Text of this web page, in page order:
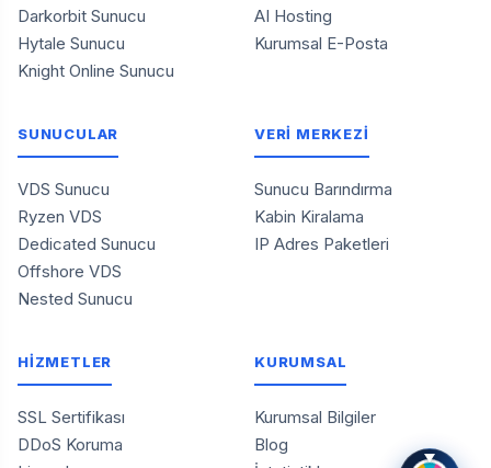
Darkorbit Sunucu
Hytale Sunucu
Knight Online Sunucu
AI Hosting
Kurumsal E-Posta
SUNUCULAR
VDS Sunucu
Ryzen VDS
Dedicated Sunucu
Offshore VDS
Nested Sunucu
VERİ MERKEZİ
Sunucu Barındırma
Kabin Kiralama
IP Adres Paketleri
HİZMETLER
SSL Sertifikası
DDoS Koruma
KURUMSAL
Kurumsal Bilgiler
Blog